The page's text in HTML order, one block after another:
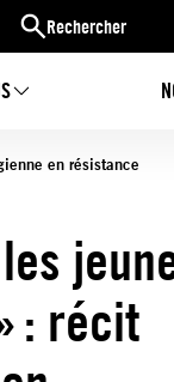
Rechercher
en résistance
: récit